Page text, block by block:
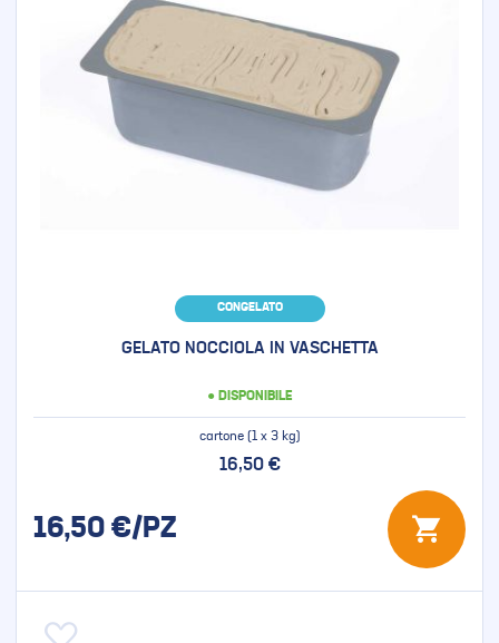
CONGELATO
GELATO NOCCIOLA IN VASCHETTA
● DISPONIBILE
cartone (1 x 3 kg)
16,50 €
16,50 €/PZ